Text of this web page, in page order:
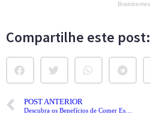
Compartilhe este post:
POST ANTERIOR